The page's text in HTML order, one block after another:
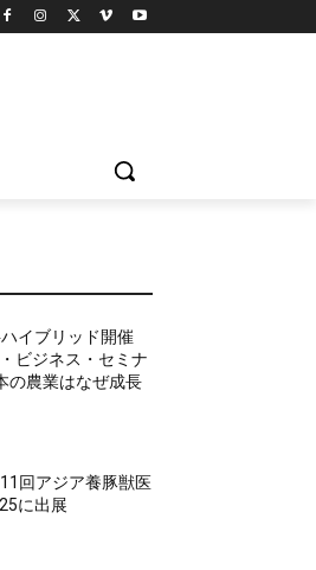
イブリッド開催
ビジネス・セミナ
の農業はなぜ成長
回アジア養豚獣医
に出展